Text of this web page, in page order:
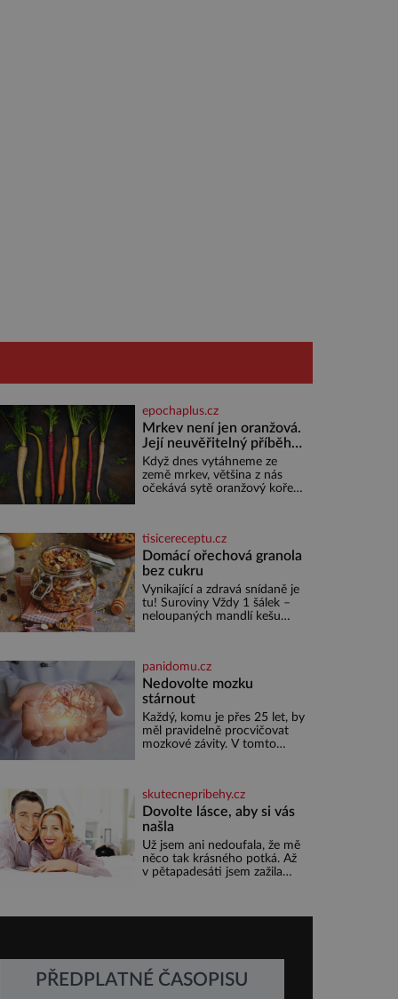
epochaplus.cz
Mrkev není jen oranžová.
Její neuvěřitelný příběh
začíná fialovou barvou
Když dnes vytáhneme ze
země mrkev, většina z nás
očekává sytě oranžový kořen.
bílá, někdy dokonce téměř
černá. Až díky stovkám let
pečlivého šlechtění se z ní
stává zelenina, bez které si
českou zahradu ani
nedokážeme představit. Její
příběh je
tisicereceptu.cz
Domácí ořechová granola
bez cukru
Vynikající a zdravá snídaně je
tu! Suroviny Vždy 1 šálek –
neloupaných mandlí kešu
ovesných vloček 1 lžíce mlet
panidomu.cz
Nedovolte mozku
stárnout
Každý, komu je přes 25 let, by
měl pravidelně procvičovat
mozkové závity. V tomto
na jméno kolegy z práce.
Nebo marně v paměti lovíte
název knížky, kterou jste
nedávno přečetli. Je to
opravdu tak, s věkem jako
kdyby se paměť rozhodla
stávkovat. Cvičte
skutecnepribehy.cz
Dovolte lásce, aby si vás
našla
Už jsem ani nedoufala, že mě
něco tak krásného potká. Až
v pětapadesáti jsem zažila
Manželství nám oběma moc
PŘEDPLATNÉ ČASOPISU